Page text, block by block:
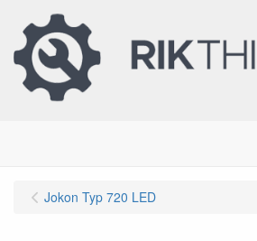
Jokon Typ 720 LED